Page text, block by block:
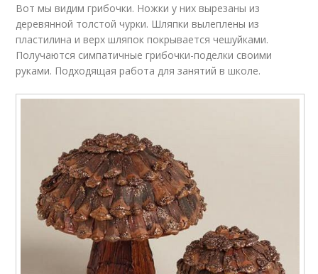
Вот мы видим грибочки. Ножки у них вырезаны из
деревянной толстой чурки. Шляпки вылеплены из
пластилина и верх шляпок покрывается чешуйками.
Получаются симпатичные грибочки-поделки своими
руками. Подходящая работа для занятий в школе.